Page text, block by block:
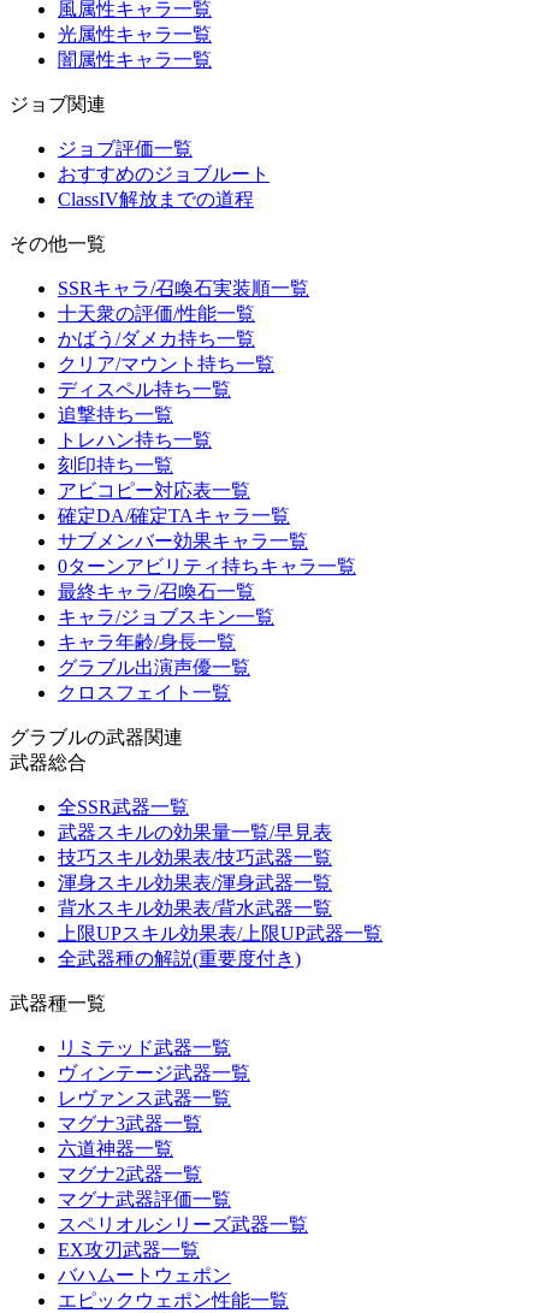
風属性キャラ一覧
光属性キャラ一覧
闇属性キャラ一覧
ジョブ関連
ジョブ評価一覧
おすすめのジョブルート
ClassIV解放までの道程
その他一覧
SSRキャラ/召喚石実装順一覧
十天衆の評価/性能一覧
かばう/ダメカ持ち一覧
クリア/マウント持ち一覧
ディスペル持ち一覧
追撃持ち一覧
トレハン持ち一覧
刻印持ち一覧
アビコピー対応表一覧
確定DA/確定TAキャラ一覧
サブメンバー効果キャラ一覧
0ターンアビリティ持ちキャラ一覧
最終キャラ/召喚石一覧
キャラ/ジョブスキン一覧
キャラ年齢/身長一覧
グラブル出演声優一覧
クロスフェイト一覧
グラブルの武器関連
武器総合
全SSR武器一覧
武器スキルの効果量一覧/早見表
技巧スキル効果表/技巧武器一覧
渾身スキル効果表/渾身武器一覧
背水スキル効果表/背水武器一覧
上限UPスキル効果表/上限UP武器一覧
全武器種の解説(重要度付き)
武器種一覧
リミテッド武器一覧
ヴィンテージ武器一覧
レヴァンス武器一覧
マグナ3武器一覧
六道神器一覧
マグナ2武器一覧
マグナ武器評価一覧
スペリオルシリーズ武器一覧
EX攻刃武器一覧
バハムートウェポン
エピックウェポン性能一覧